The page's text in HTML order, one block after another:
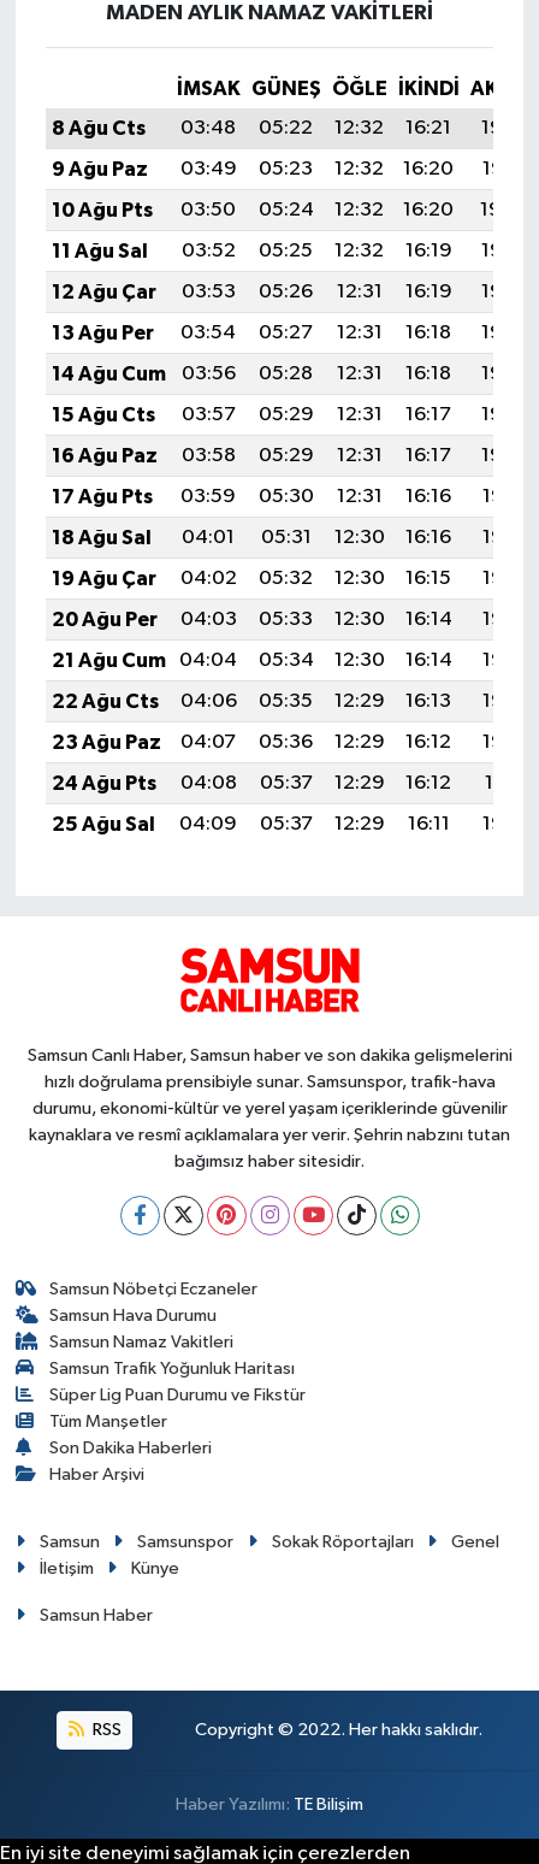
MADEN AYLIK NAMAZ VAKITLERI
İMSAK GÜNEŞ ÖĞLE İKINDI
8 Ağu Cts
03:48 05:22 12:32 16:21
19:32
9 Ağu Paz
03:49 05:23 12:32 16:20
19:31
10 Ağu Pts
03:50 05:24 12:32 16:20
19:30
11 Ağu Sal
03:52 05:25 12:32 16:19
19:28
12 Ağu Çar
03:53 05:26 12:31 16:19
19:27
13 Ağu Per
03:54 05:27 12:31 16:18
19:26
14 Ağu Cum
03:56 05:28 12:31 16:18
19:25
15 Ağu Cts
03:57 05:29 12:31 16:17
19:23
16 Ağu Paz
03:58 05:29 12:31 16:17
19:22
17 Ağu Pts
03:59 05:30 12:31 16:16
19:21
18 Ağu Sal
04:01 05:31 12:30 16:16
19:19
19 Ağu Çar
04:02 05:32 12:30 16:15
19:18
20 Ağu Per
04:03 05:33 12:30 16:14
19:17
21 Ağu Cum
04:04 05:34 12:30 16:14
19:15
22 Ağu Cts
04:06 05:35 12:29 16:13
19:14
23 Ağu Paz
04:07 05:36 12:29 16:12
19:13
24 Ağu Pts
04:08 05:37 12:29 16:12
19:11
25 Ağu Sal
04:09 05:37 12:29 16:11 19:10
Samsun Canlı Haber, Samsun haber ve son dakika gelişmelerini
hızlı doğrulama prensibiyle sunar. Samsunspor, trafik-hava
durumu, ekonomi-kültür ve yerel yaşam içeriklerinde güvenilir
kaynaklara ve resmî açıklamalara yer verir. Şehrin nabzını tutan
bağımsız haber sitesidir.
Samsun Nöbetçi Eczaneler
Samsun Hava Durumu
Samsun Namaz Vakitleri
Samsun Trafik Yoğunluk Haritası
Süper Lig Puan Durumu ve Fikstür
Tüm Manşetler
Son Dakika Haberleri
Haber Arşivi
Samsun Samsunspor Sokak Röportajları
Genel
İletişim
Künye
Samsun Haber
RSS Copyright © 2022. Her hakkı saklıdır.
Haber Yazılımı: TE Bilişim
En iyi site deneyimi sağlamak için çerezlerden